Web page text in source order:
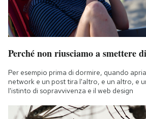
Perché non riusciamo a smettere
Per esempio prima di dormire, quando
network e un post tira l'altro, e un altro, e
l'istinto di sopravvivenza e il web design